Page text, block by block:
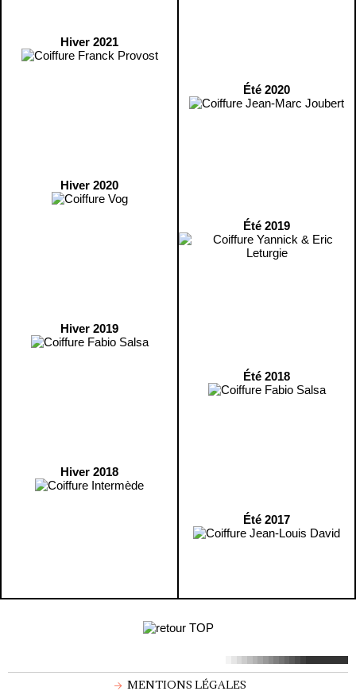
Hiver 2021
Hiver 2020
Hiver 2019
Hiver 2018
Été 2020
Été 2019
Été 2018
Été 2017
MENTIONS LÉGALES